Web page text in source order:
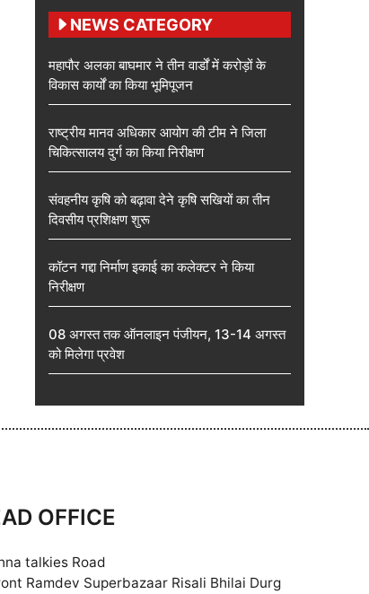
NEWS CATEGORY
महापौर अलका बाघमार ने तीन वार्डों में करोड़ों के
विकास कार्यों का किया भूमिपूजन
राष्ट्रीय मानव अधिकार आयोग की टीम ने जिला
चिकित्सालय दुर्ग का किया निरीक्षण
संवहनीय कृषि को बढ़ावा देने कृषि सखियों का तीन
दिवसीय प्रशिक्षण शुरू
कॉटन गद्दा निर्माण इकाई का कलेक्टर ने किया
निरीक्षण
08 अगस्त तक ऑनलाइन पंजीयन, 13-14 अगस्त
को मिलेगा प्रवेश
OFFICE
talkies Road
Ramdev Superbazaar Risali Bhilai Durg